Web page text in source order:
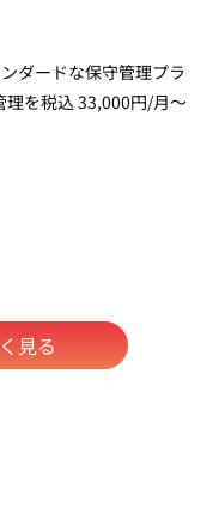
ダードな保守管理プラ
理を税込 33,000円/月〜
見る